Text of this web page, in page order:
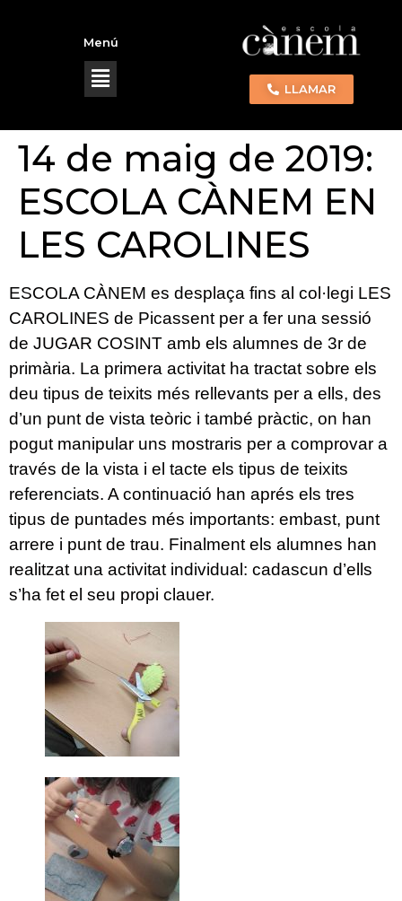
Menú
LLAMAR
14 de maig de 2019:
ESCOLA CÀNEM EN
LES CAROLINES
ESCOLA CÀNEM es desplaça fins al col·legi LES
CAROLINES de Picassent per a fer una sessió
de JUGAR COSINT amb els alumnes de 3r de
primària. La primera activitat ha tractat sobre els
deu tipus de teixits més rellevants per a ells, des
d’un punt de vista teòric i també pràctic, on han
pogut manipular uns mostraris per a comprovar a
través de la vista i el tacte els tipus de teixits
referenciats. A continuació han aprés els tres
tipus de puntades més importants: embast, punt
arrere i punt de trau. Finalment els alumnes han
realitzat una activitat individual: cadascun d’ells
s’ha fet el seu propi clauer.